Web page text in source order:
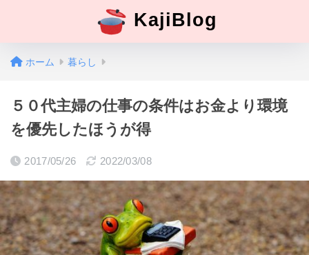
KajiBlog
ホーム 暮らし
５０代主婦の仕事の条件はお金より環境
を優先したほうが得
2017/05/26 2022/03/08